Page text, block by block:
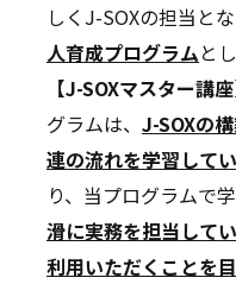
しくJ-SOXの担当と
人育成プログラムと
【J-SOXマスター講座
グラムは、 J-SOXの
連の流れを学習して
り、当プログラムで
滑に実務を担当して
利用いただくことを